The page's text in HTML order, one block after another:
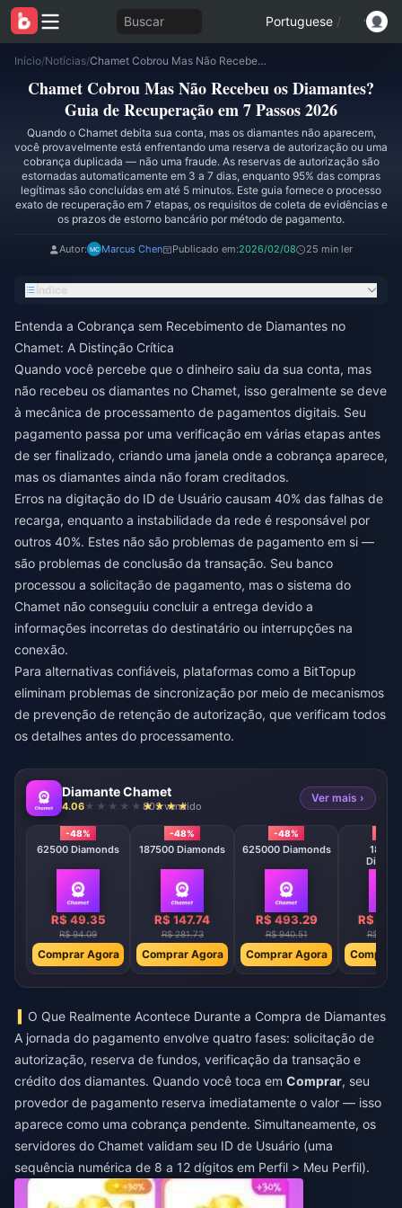
Buscar Portuguese /
Início/Notícias/ Chamet Cobrou Mas Não Recebeu os Diamantes? Guia de Recuperação em 7 Passos 2026
Chamet Cobrou Mas Não Recebeu os Diamantes?
Guia de Recuperação em 7 Passos 2026
Quando o Chamet debita sua conta, mas os diamantes não aparecem,
você provavelmente está enfrentando uma reserva de autorização ou uma
cobrança duplicada — não uma fraude. As reservas de autorização são
estornadas automaticamente em 3 a 7 dias, enquanto 95% das compras
legítimas são concluídas em até 5 minutos. Este guia fornece o processo
exato de recuperação em 7 etapas, os requisitos de coleta de evidências e
os prazos de estorno bancário por método de pagamento.
Autor: Marcus Chen Publicado em:2026/02/08 25 min ler
Índice
Entenda a Cobrança sem Recebimento de Diamantes no
Chamet: A Distinção Crítica
Quando você percebe que o dinheiro saiu da sua conta, mas
não recebeu os diamantes no Chamet, isso geralmente se deve
à mecânica de processamento de pagamentos digitais. Seu
pagamento passa por uma verificação em várias etapas antes
de ser finalizado, criando uma janela onde a cobrança aparece,
mas os diamantes ainda não foram creditados.
Erros na digitação do ID de Usuário causam 40% das falhas de
recarga, enquanto a instabilidade da rede é responsável por
outros 40%. Estes não são problemas de pagamento em si —
são problemas de conclusão da transação. Seu banco
processou a solicitação de pagamento, mas o sistema do
Chamet não conseguiu concluir a entrega devido a
informações incorretas do destinatário ou interrupções na
conexão.
Para alternativas confiáveis, plataformas como a BitTopup
eliminam problemas de sincronização por meio de mecanismos
de prevenção de retenção de autorização, que verificam todos
os detalhes antes do processamento.
Diamante Chamet
4.06 803 vendido
Ver mais ›
-48%
62500 Diamonds
R$ 49.35
R$ 94.09
Comprar Agora
-48%
187500 Diamonds
R$ 147.74
R$ 281.73
Comprar Agora
-48%
625000 Diamonds
R$ 493.29
R$ 940.51
Comprar Agora
R$
R$
Comprar
O Que Realmente Acontece Durante a Compra de Diamantes
A jornada do pagamento envolve quatro fases: solicitação de
autorização, reserva de fundos, verificação da transação e
crédito dos diamantes. Quando você toca em Comprar, seu
provedor de pagamento reserva imediatamente o valor — isso
aparece como uma cobrança pendente. Simultaneamente, os
servidores do Chamet validam seu ID de Usuário (uma
sequência numérica de 8 a 12 dígitos em Perfil > Meu Perfil).